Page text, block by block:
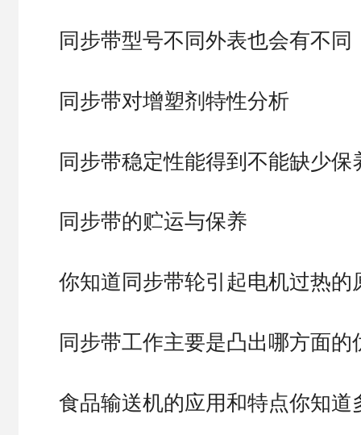
同步带型号不同外表也会有不同
同步带对增塑剂特性分析
同步带稳定性能得到不能缺少
同步带的贮运与保养
你知道同步带轮引起电机过热
同步带工作主要是凸出哪方面
食品输送机的应用和特点你知